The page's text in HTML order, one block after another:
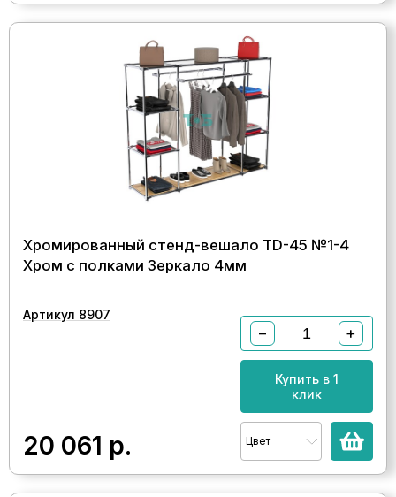
Хромированный стенд-вешало TD-45 №1-4
Хром с полками Зеркало 4мм
Артикул 8907
20 061 р.
− +
Купить в 1
клик
Цвет